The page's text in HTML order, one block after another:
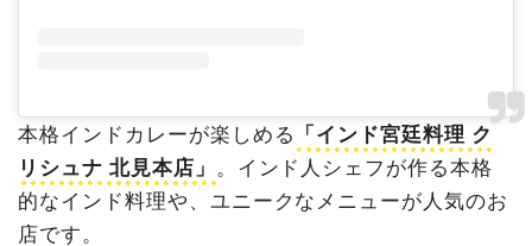
本格インドカレーが楽しめる 「インド宮廷料理 ク
リシュナ 北見本店」 。インド人シェフが作る本格
的なインド料理や、ユニークなメニューが人気のお
店です。